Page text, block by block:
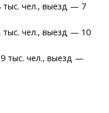
чел., выезд — 7
чел., выезд — 10
тыс. чел., выезд —